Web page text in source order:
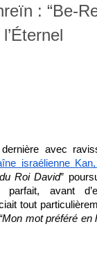
: “Be-
avec
israélienne
Roi David”
avant
tout
“Mon mot préféré